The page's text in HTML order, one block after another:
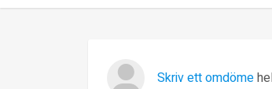
Skriv ett omdöme